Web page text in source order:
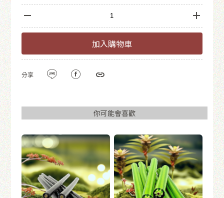
加入購物車
分享
你可能會喜歡